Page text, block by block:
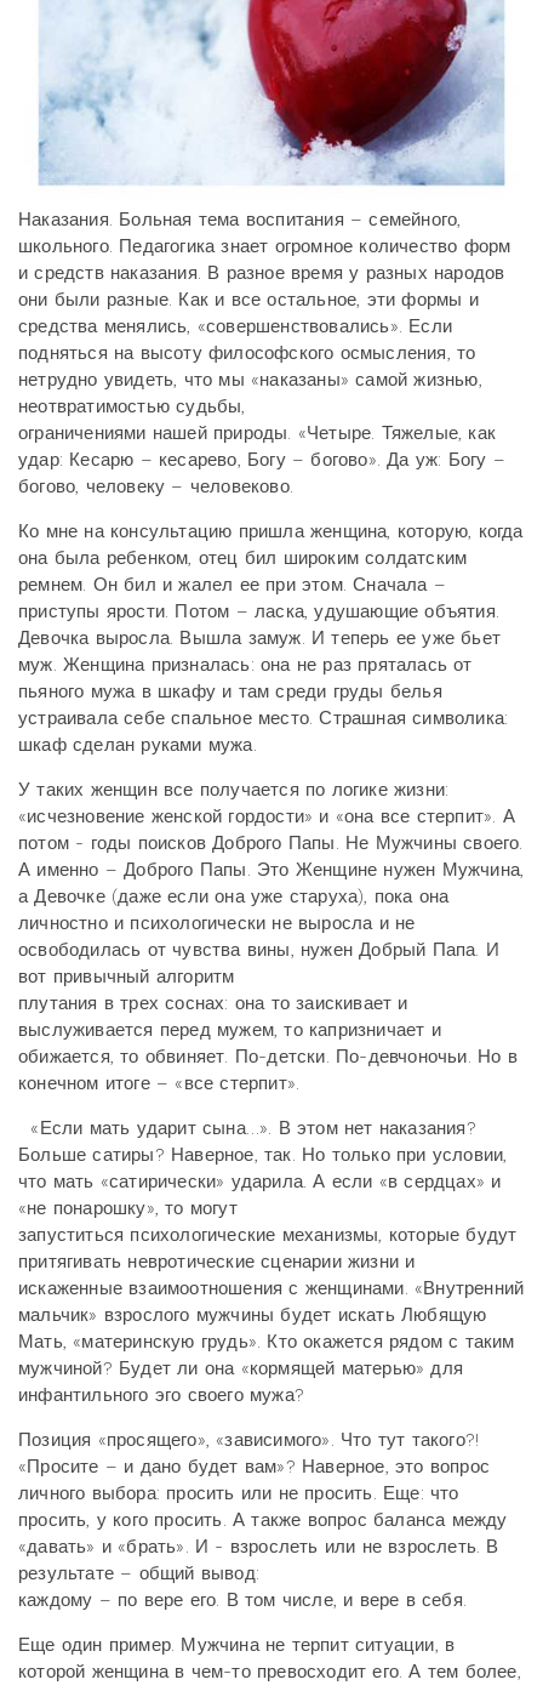
Наказания. Больная тема воспитания – семейного,
школьного. Педагогика знает огромное количество форм
и средств наказания. В разное время у разных народов
они были разные. Как и все остальное, эти формы и
средства менялись, «совершенствовались». Если
подняться на высоту философского осмысления, то
нетрудно увидеть, что мы «наказаны» самой жизнью,
неотвратимостью судьбы,
ограничениями нашей природы. «Четыре. Тяжелые, как
удар: Кесарю – кесарево, Богу – богово». Да уж: Богу –
богово, человеку – человеково.
Ко мне на консультацию пришла женщина, которую, когда
она была ребенком, отец бил широким солдатским
ремнем. Он бил и жалел ее при этом. Сначала –
приступы ярости. Потом – ласка, удушающие объятия.
Девочка выросла. Вышла замуж. И теперь ее уже бьет
муж. Женщина призналась: она не раз пряталась от
пьяного мужа в шкафу и там среди груды белья
устраивала себе спальное место. Страшная символика:
шкаф сделан руками мужа.
У таких женщин все получается по логике жизни:
«исчезновение женской гордости» и «она все стерпит». А
потом - годы поисков Доброго Папы. Не Мужчины своего.
А именно – Доброго Папы. Это Женщине нужен Мужчина,
а Девочке (даже если она уже старуха), пока она
личностно и психологически не выросла и не
освободилась от чувства вины, нужен Добрый Папа. И
вот привычный алгоритм
плутания в трех соснах: она то заискивает и
выслуживается перед мужем, то капризничает и
обижается, то обвиняет. По-детски. По-девчоночьи. Но в
конечном итоге – «все стерпит».
«Если мать ударит сына…». В этом нет наказания?
Больше сатиры? Наверное, так. Но только при условии,
что мать «сатирически» ударила. А если «в сердцах» и
«не понарошку», то могут
запуститься психологические механизмы, которые будут
притягивать невротические сценарии жизни и
искаженные взаимоотношения с женщинами. «Внутренний
мальчик» взрослого мужчины будет искать Любящую
Мать, «материнскую грудь». Кто окажется рядом с таким
мужчиной? Будет ли она «кормящей матерью» для
инфантильного эго своего мужа?
Позиция «просящего», «зависимого». Что тут такого?!
«Просите – и дано будет вам»? Наверное, это вопрос
личного выбора: просить или не просить. Еще: что
просить, у кого просить. А также вопрос баланса между
«давать» и «брать». И - взрослеть или не взрослеть. В
результате – общий вывод:
каждому – по вере его. В том числе, и вере в себя.
Еще один пример. Мужчина не терпит ситуации, в
которой женщина в чем-то превосходит его. А тем более,